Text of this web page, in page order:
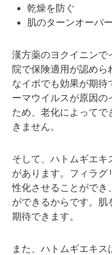
乾燥を防ぐ
肌のターンオーバ
漢方薬のヨクイニンで
院で保険適用が認め
なイボでも効果が期待
ーマウイルスが原因の
ため、老化によってで
きません。
そして、ハトムギエキ
があります。フィラグ
性化させることができ
ができるからです。肌
期待できます。
また、ハトムギエキス